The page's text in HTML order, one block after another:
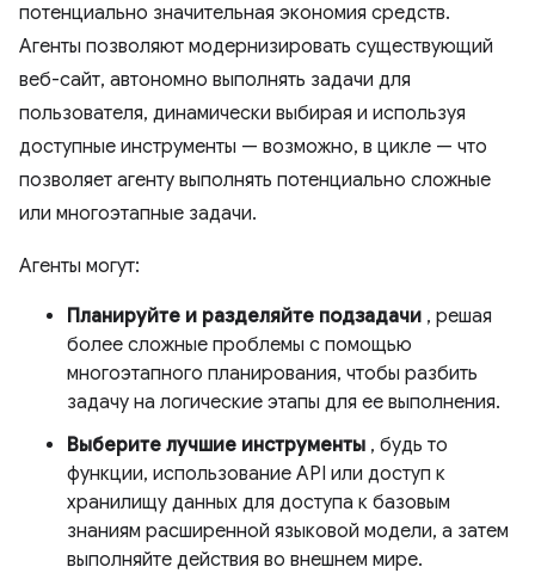
потенциально значительная экономия средств.
Агенты позволяют модернизировать существующий
веб-сайт, автономно выполнять задачи для
пользователя, динамически выбирая и используя
доступные инструменты — возможно, в цикле — что
позволяет агенту выполнять потенциально сложные
или многоэтапные задачи.
Агенты могут:
Планируйте и разделяйте подзадачи , решая
более сложные проблемы с помощью
многоэтапного планирования, чтобы разбить
задачу на логические этапы для ее выполнения.
Выберите лучшие инструменты , будь то
функции, использование API или доступ к
хранилищу данных для доступа к базовым
знаниям расширенной языковой модели, а затем
выполняйте действия во внешнем мире.